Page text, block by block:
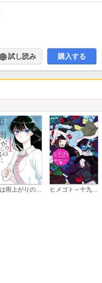
試し読み 購入する
ヒメゴト～十九歳の制服～